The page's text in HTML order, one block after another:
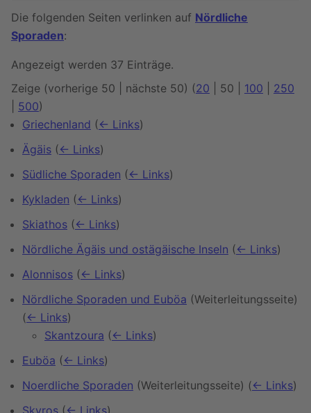
Die folgenden Seiten verlinken auf Nördliche
Sporaden:
Angezeigt werden 37 Einträge.
Zeige (vorherige 50 nächste 50) (20 50 100
250
500)
Griechenland (← Links)
Ägäis (← Links)
Südliche Sporaden (← Links)
Kykladen (← Links)
Skiathos (← Links)
Nördliche Ägäis und ostägäische Inseln (← Links)
Alonnisos (← Links)
Nördliche Sporaden und Euböa (Weiterleitungsseite)
(← Links)
Skantzoura (← Links)
Euböa (← Links)
Noerdliche Sporaden (Weiterleitungsseite) (← Links)